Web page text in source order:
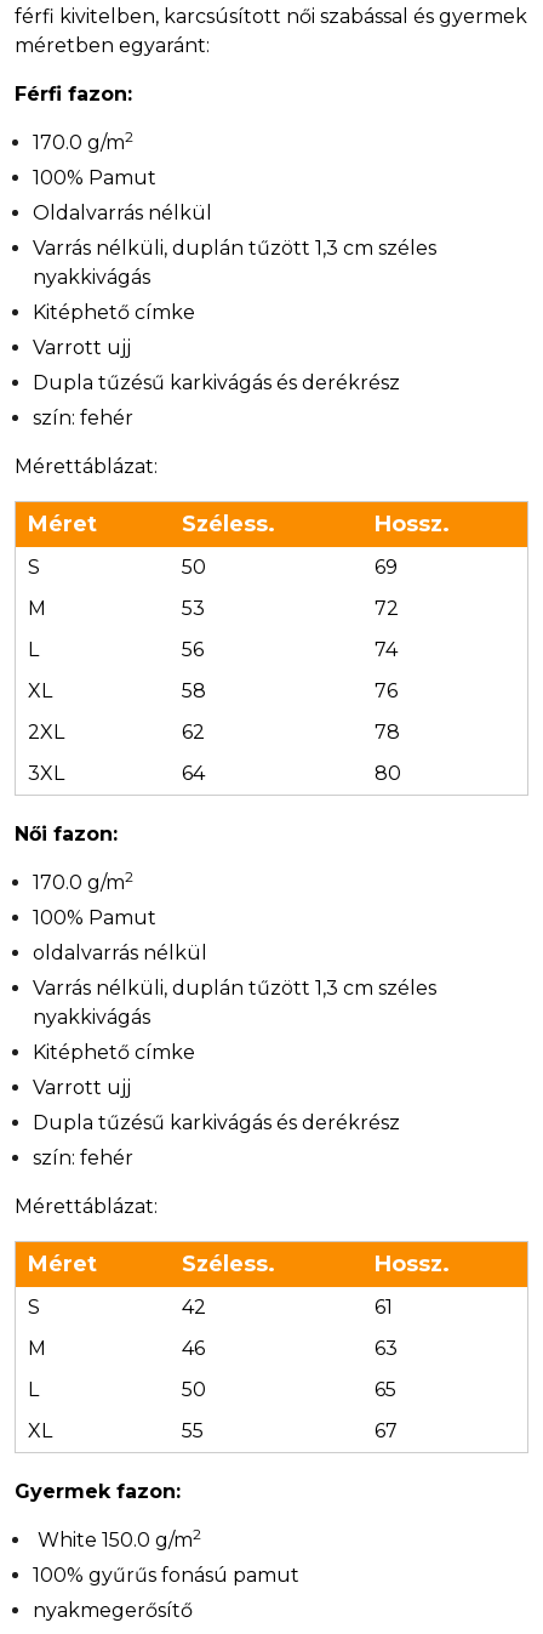
férfi kivitelben, karcsúsított női szabással és gyermek
méretben egyaránt:
Férfi fazon:
170.0 g/m2
100% Pamut
Oldalvarrás nélkül
Varrás nélküli, duplán tűzött 1,3 cm széles
nyakkivágás
Kitéphető címke
Varrott ujj
Dupla tűzésű karkivágás és derékrész
szín: fehér
Mérettáblázat:
Méret Széless. Hossz.
S 50
69
M
53
72
L
56
74
XL
58
76
2XL
62
78
3XL
64 80
Női fazon:
170.0 g/m2
100% Pamut
oldalvarrás nélkül
Varrás nélküli, duplán tűzött 1,3 cm széles
nyakkivágás
Kitéphető címke
Varrott ujj
Dupla tűzésű karkivágás és derékrész
szín: fehér
Mérettáblázat:
Méret Széless. Hossz.
S 42
61
M
46
63
L
50
65
XL
55 67
Gyermek fazon:
White 150.0 g/m2
100% gyűrűs fonású pamut
nyakmegerősítő